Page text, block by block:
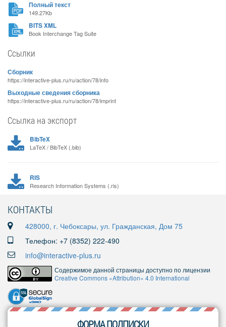
Полный текст
149.27Kb
BITS XML
Book Interchange Tag Suite
Ссылки
Сборник
https://interactive-plus.ru/ru/action/78/info
Выходные сведения сборника
https://interactive-plus.ru/ru/action/78/imprint
Ссылка на экспорт
BibTeX
LaTeX / BibTeX (.bib)
RIS
Research Information Systems (.ris)
КОНТАКТЫ
428000, г. Чебоксары, ул. Гражданская, Дом 75
Телефон: +7 (8352) 222-490
info@interactive-plus.ru
Содержимое данной страницы доступно по лицензии
Creative Commons «Attribution» 4.0 International
ФОРМА ПОДПИСКИ